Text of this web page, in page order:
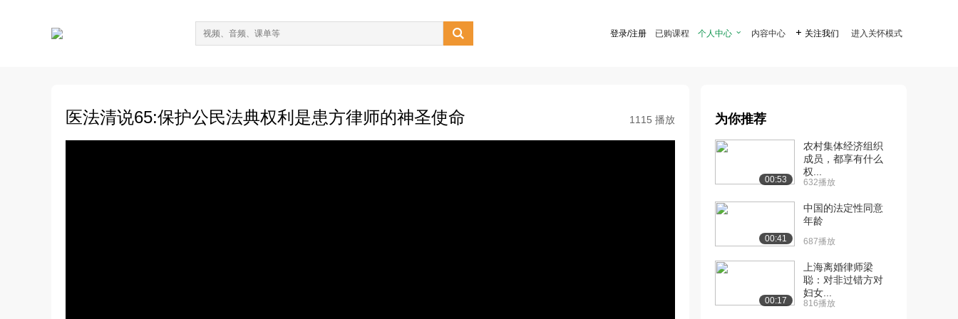
 登录/注册 已购课程 个人中心  内容中心  关注我们 进入关怀模式
医法清说65:保护公民法典权利是患方律师的神圣使命 1115 播放 为你推荐
00:53
农村集体经济组织
成员，都享有什么
权...
632播放
00:41
中国的法定性同意
年龄
687播放
00:17
上海离婚律师梁
聪：对非过错方对
妇女...
816播放